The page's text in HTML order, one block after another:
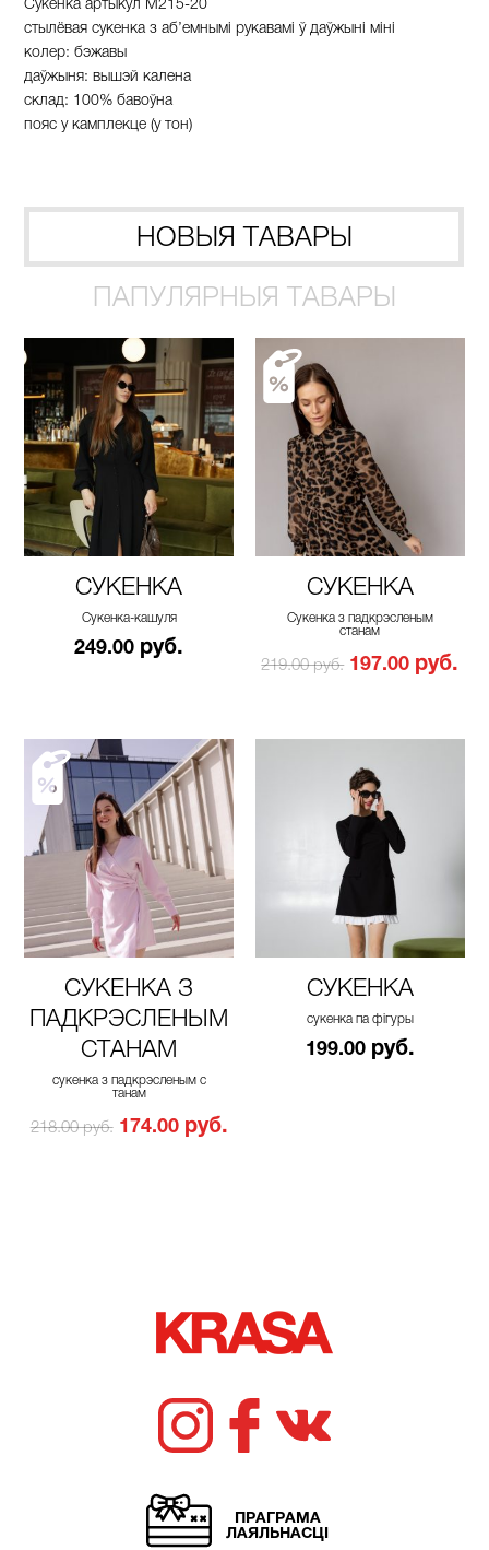
стылёвая сукенка з аб’емнымі рукавамі ў даўжыні міні
колер: бэжавы
даўжыня: вышэй калена
склад: 100% бавоўна
пояс у камплекце (у тон)
НОВЫЯ ТАВАРЫ
ПАПУЛЯРНЫЯ ТАВАРЫ
СУКЕНКА
Сукенка-кашуля
249.00 руб.
СУКЕНКА
Сукенка з падкрэсленым
станам
219.00 руб. 197.00 руб.
СУКЕНКА З
ПАДКРЭСЛЕНЫМ
СТАНАМ
сукенка з падкрэсленым с
танам
218.00 руб. 174.00 руб.
СУКЕНКА
сукенка па фігуры
199.00 руб.
ПРАГРАМА
ЛАЯЛЬНАСЦІ